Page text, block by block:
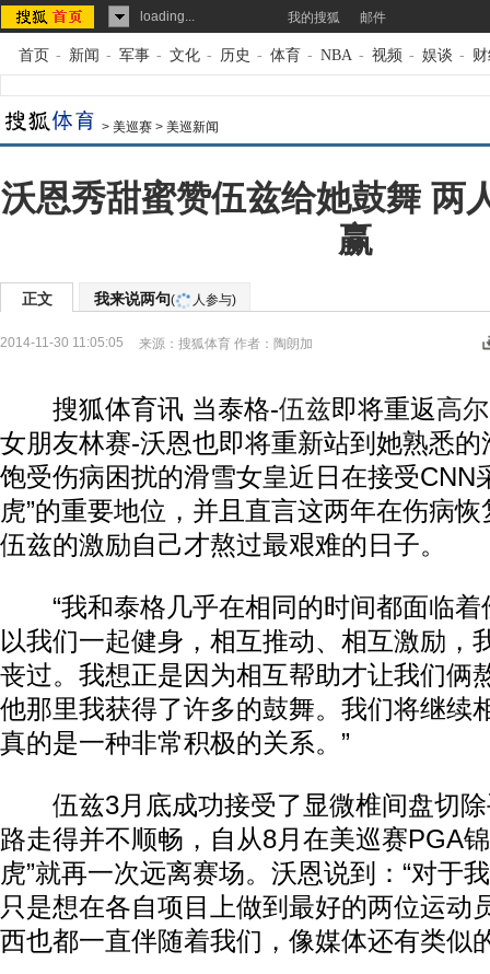
loading... 我的搜狐 邮件
首页 - 新闻 - 军事 - 文化 - 历史 - 体育 - NBA - 视频 - 娱谈 -
> 美巡赛 > 美巡新闻
沃恩秀甜蜜赞伍兹给她鼓舞 两
赢
正文 我来说两句( 人参与)
2014-11-30 11:05:05 来源： 搜狐体育 作者：陶朗加
搜狐体育讯 当泰格-伍兹即将重返高
女朋友林赛-沃恩也即将重新站到她熟悉
饱受伤病困扰的滑雪女皇近日在接受CNN
虎”的重要地位，并且直言这两年在伤病
伍兹的激励自己才熬过最艰难的日子。
“我和泰格几乎在相同的时间都面临着
以我们一起健身，相互推动、相互激励，
丧过。我想正是因为相互帮助才让我们俩
他那里我获得了许多的鼓舞。我们将继续
真的是一种非常积极的关系。”
伍兹3月底成功接受了显微椎间盘切除
路走得并不顺畅，自从8月在美巡赛PGA
虎”就再一次远离赛场。沃恩说到：“对于
只是想在各自项目上做到最好的两位运动
西也都一直伴随着我们，像媒体还有类似